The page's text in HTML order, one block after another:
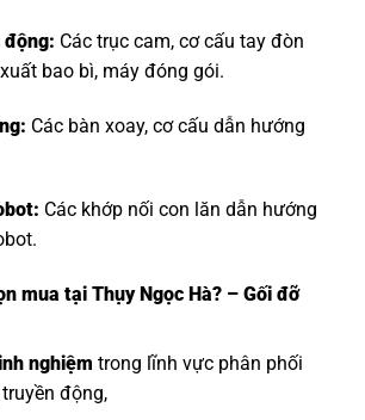
động: Các trục cam, cơ cấu tay đòn
bao bì, máy đóng gói.
Các bàn xoay, cơ cấu dẫn hướng
Các khớp nối con lăn dẫn hướng
mua tại Thụy Ngọc Hà? – Gối đỡ
nghiệm trong lĩnh vực phân phối
động,